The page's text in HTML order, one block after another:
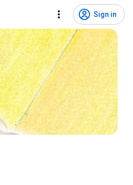
Sign in